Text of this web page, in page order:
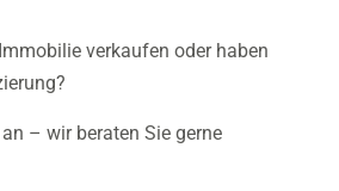
verkaufen oder haben
– wir beraten Sie gerne